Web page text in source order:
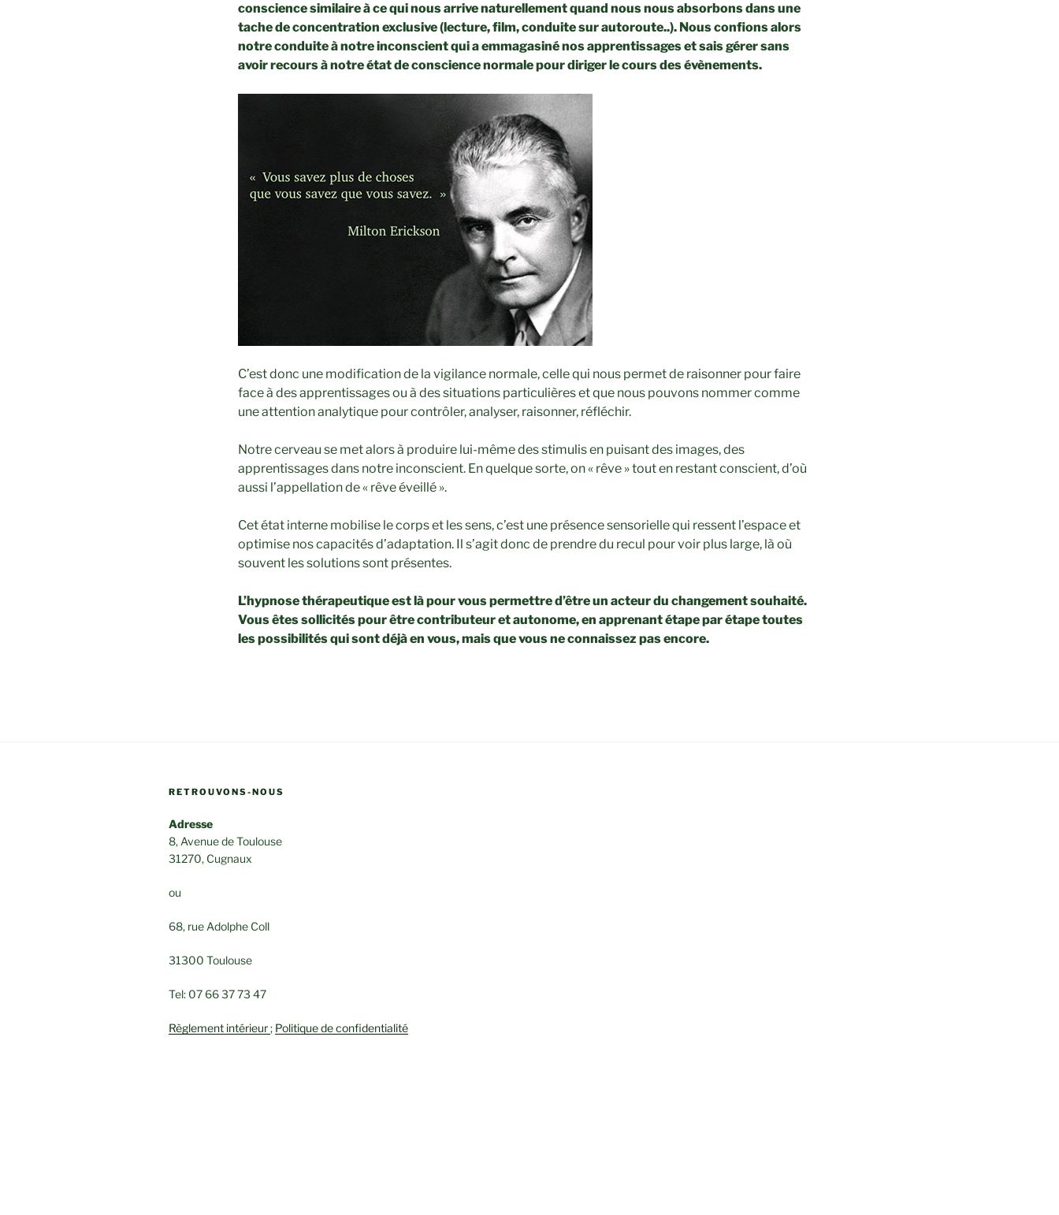
conscience similaire à ce qui nous arrive naturellement quand nous nous absorbons dans une
tache de concentration exclusive (lecture, film, conduite sur autoroute..). Nous confions alors
notre conduite à notre inconscient qui a emmagasiné nos apprentissages et sais gérer sans
avoir recours à notre état de conscience normalepour diriger le cours des évènements.
C’est donc une modification de la vigilance normale, celle qui nous permet de raisonner pour faire
face à des apprentissages ou à des situations particulières et que nous pouvons nommer comme
une attention analytique pour contrôler, analyser, raisonner, réfléchir.
Notre cerveau se met alors à produire lui-même des stimulis en puisant des images, des
apprentissages dans notre inconscient. En quelque sorte, on « rêve » tout en restant conscient, d’où
aussi l’appellation de « rêve éveillé ».
Cet état interne mobilise le corps et les sens, c’est une présence sensorielle qui ressent l’espace et
optimise nos capacités d’adaptation. Il s’agit donc de prendre du recul pour voir plus large, là où
souvent les solutions sont présentes.
L’hypnose thérapeutique est là pour vous permettre d’être un acteur du changement souhaité.
Vous êtes sollicités pour être contributeur et autonome, en apprenant étape par étape toutes
les possibilités qui sont déjà en vous, mais que vous ne connaissez pas encore.
RETROUVONS-NOUS
Adresse
8, Avenue de Toulouse
31270, Cugnaux
ou
68, rue Adolphe Coll
31300 Toulouse
Tel: 07 66 37 73 47
Règlement intérieur; Politique de confidentialité